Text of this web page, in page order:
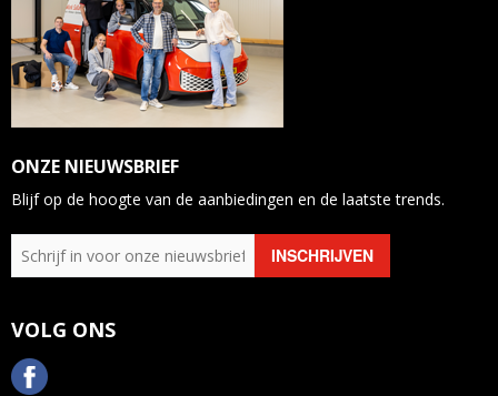
ONZE NIEUWSBRIEF
Blijf op de hoogte van de aanbiedingen en de laatste trends.
VOLG ONS